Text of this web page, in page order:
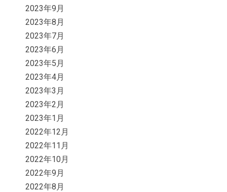
2023年9月
2023年8月
2023年7月
2023年6月
2023年5月
2023年4月
2023年3月
2023年2月
2023年1月
2022年12月
2022年11月
2022年10月
2022年9月
2022年8月